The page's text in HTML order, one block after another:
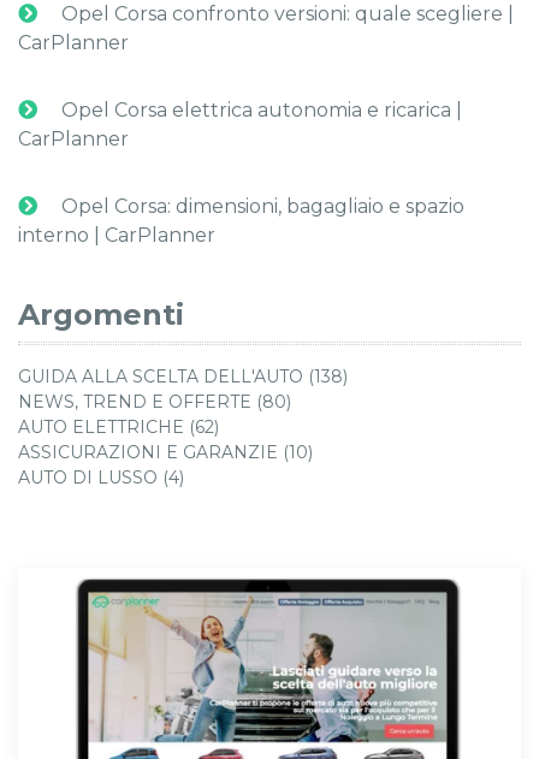
Opel Corsa confronto versioni: quale scegliere |
CarPlanner
Opel Corsa elettrica autonomia e ricarica |
CarPlanner
Opel Corsa: dimensioni, bagagliaio e spazio
interno | CarPlanner
Argomenti
GUIDA ALLA SCELTA DELL'AUTO (138)
NEWS, TREND E OFFERTE (80)
AUTO ELETTRICHE (62)
ASSICURAZIONI E GARANZIE (10)
AUTO DI LUSSO (4)